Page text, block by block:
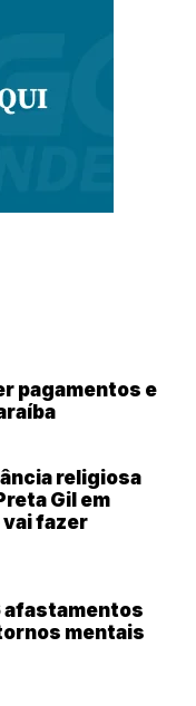
pagamentos e
religiosa
Gil em
vai fazer
afastamentos
mentais